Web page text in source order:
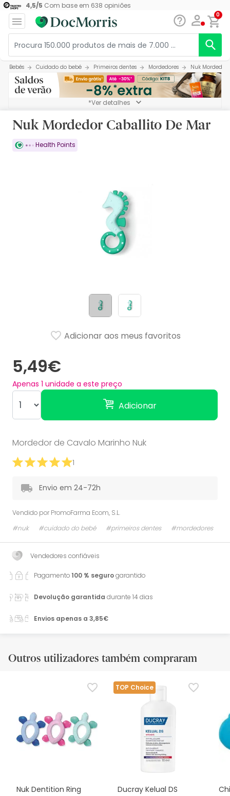
4,5/5 Com base em 638 opiniões
0
Bebés Cuidado do bebé Primeiros dentes Mordedores Nuk Mordedor
*Ver detalhes
Nuk Mordedor Caballito De Mar
Health Points
5,49€
Apenas 1 unidade a este preço
Adicionar
Adicionar aos meus favoritos
Mordedor de Cavalo Marinho Nuk
1
Envio em 24-72h
Vendido por PromoFarma Ecom, S.L.
#nuk
#cuidado do bebé #primeiros dentes #mordedores
Vendedores confiáveis
Pagamento100 % segurogarantido
Devolução garantida durante 14 dias
Envios apenas a 3,85€
Outros utilizadores também compraram
Nuk Dentition Ring
TOP Choice
Ducray Kelual DS